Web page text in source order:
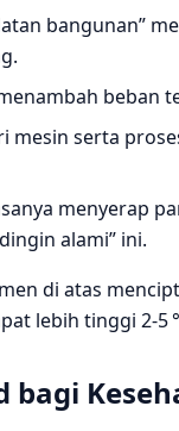
bangunan”
beban
mesin serta
menyerap
alami” ini.
di atas
lebih tinggi 2‑5
bagi